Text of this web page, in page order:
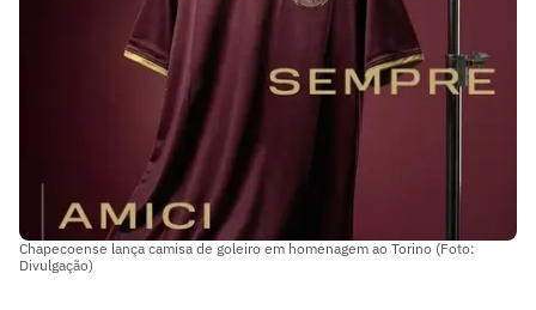
Chapecoense lança camisa de goleiro em homenagem ao Torino (Foto:
Divulgação)